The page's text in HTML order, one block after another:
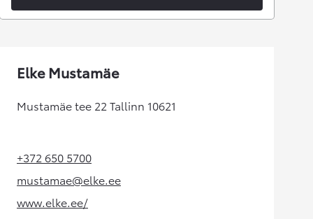
Elke Mustamäe
Mustamäe tee 22 Tallinn 10621
+372 650 5700(Opens in new tab)
mustamae@elke.ee
(Opens in new tab)
www.elke.ee/(Opens in new tab)